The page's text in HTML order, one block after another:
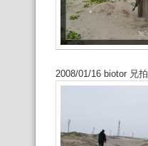
2008/01/16 biotor 兄